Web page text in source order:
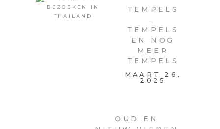
TEMPELS
,
TEMPELS
EN NOG
MEER
TEMPELS
MAART 26,
2025
OUD EN